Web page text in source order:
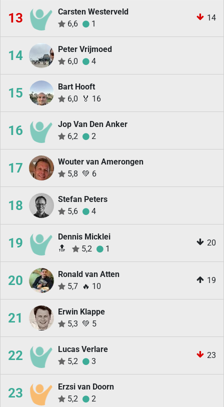
13
Carsten Westerveld
6,6
1
14
14
Peter Vrijmoed
6,0
4
15
Bart Hooft
6,0
🏅 16
16
Jop Van Den Anker
6,2
2
17
Wouter van Amerongen
5,8 💚 6
18
Stefan Peters
5,6
4
19
Dennis Micklei
🔝
5,2 1
20
20
Ronald van Atten
5,7 🔥 10
19
21
Erwin Klappe
5,3 💚 5
22
Lucas Verlare
5,2
3
23
23
Erzsi van Doorn
5,2
2